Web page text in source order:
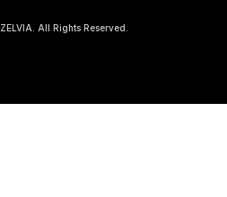
All Rights Reserved.